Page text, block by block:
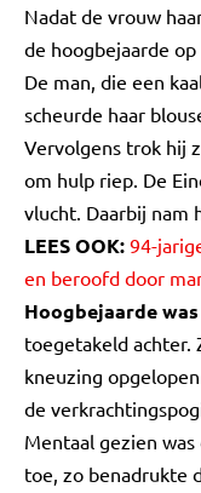
Nadat de vrouw
de hoogbejaarde op
De man, die een
scheurde haar
Vervolgens trok hij
om hulp riep. De
vlucht. Daarbij nam
LEES OOK: 94-
en beroofd door
Hoogbejaarde
toegetakeld achter.
kneuzing
de
Mentaal gezien
toe, zo benadrukte